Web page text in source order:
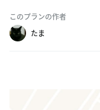
このプランの作者
たま